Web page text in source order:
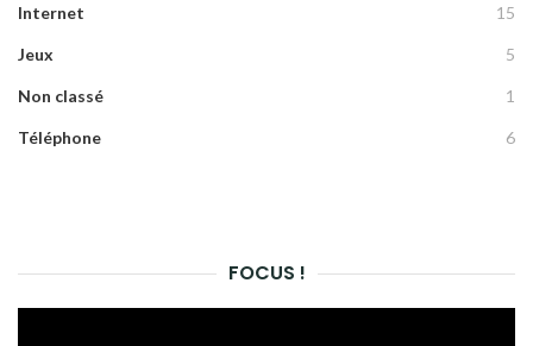
Internet 15
Jeux 5
Non classé 1
Téléphone 6
FOCUS !